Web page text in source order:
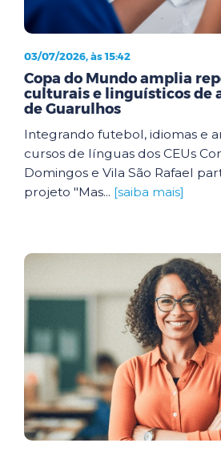
03/07/2026, às 15:42
Copa do Mundo amplia
culturais e linguísticos de
de Guarulhos
Integrando futebol, idiomas e
cursos de línguas dos CEUs
Domingos e Vila São Rafael
projeto "Mas... [saiba mais]